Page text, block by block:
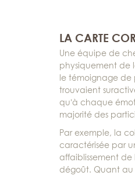
LA CARTE
Une équipe de
physiquement de
le témoignage de
trouvaient
qu’à chaque
majorité des
Par exemple, la
caractérisée par
affaiblissement de
dégoût. Quant au